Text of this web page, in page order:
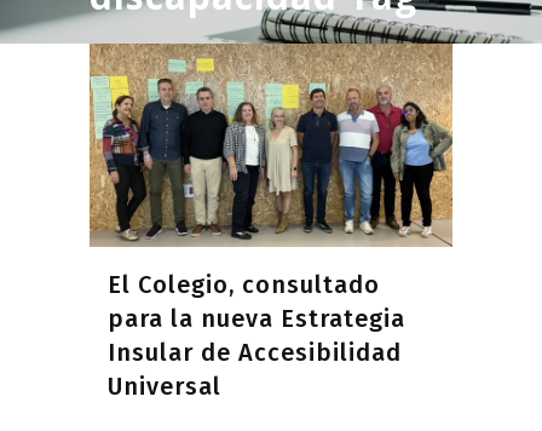
El Colegio, consultado
para la nueva Estrategia
Insular de Accesibilidad
Universal